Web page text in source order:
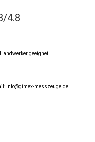
4.8
geeignet.
Info@gimex-messzeuge.de